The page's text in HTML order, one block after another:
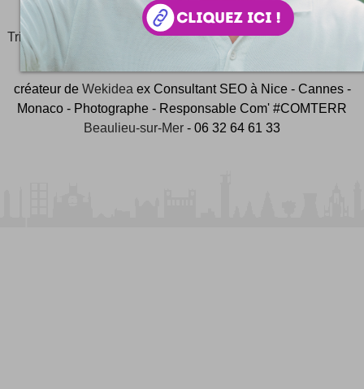
©2006- JeudiPhoto.netleblog lifestyle de
TripnauxContent Manager, créateur du hashtag#JeudiPhoto
#CotedAzurFrance
créateur de Wekidea ex Consultant SEO à Nice - Cannes -
Monaco - Photographe - Responsable Com' #COMTERR
Beaulieu-sur-Mer - 06 32 64 61 33